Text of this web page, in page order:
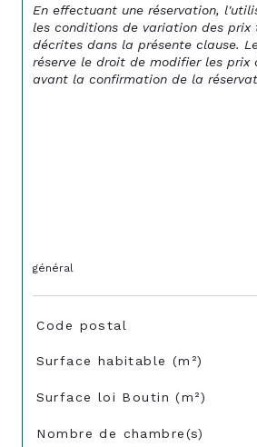
En effectuant une réservation,
les conditions de variation des prix
décrites dans la présente clause.
réserve le droit de modifier les prix
avant la confirmation de la
général
TRAD_SIROCCO_Caracteristique
Code postal
Surface habitable (m²)
Surface loi Boutin (m²)
Nombre de chambre(s)